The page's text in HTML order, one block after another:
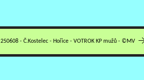
250608 - Č.Kostelec - Hořice - VOTROK KP mužů - ©MV